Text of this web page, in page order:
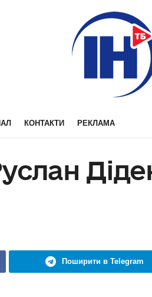
КОНТАКТИ РЕКЛАМА
Поширити в Telegram